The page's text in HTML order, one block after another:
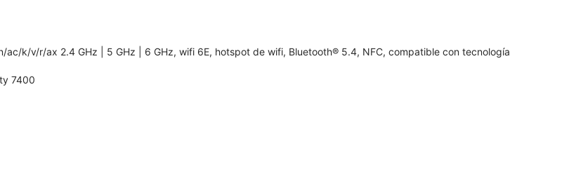
ac/k/v/r/ax 2.4 GHz | 5 GHz | 6 GHz, wifi 6E, hotspot de wifi, Bluetooth® 5.4, NFC, compatible con tecnología
7400